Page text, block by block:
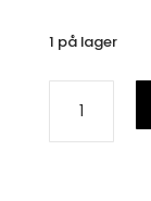
1 på lager
dagen